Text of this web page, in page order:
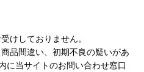
けしておりません。
品間違い、初期不良の疑いがあ
に当サイトのお問い合わせ窓口